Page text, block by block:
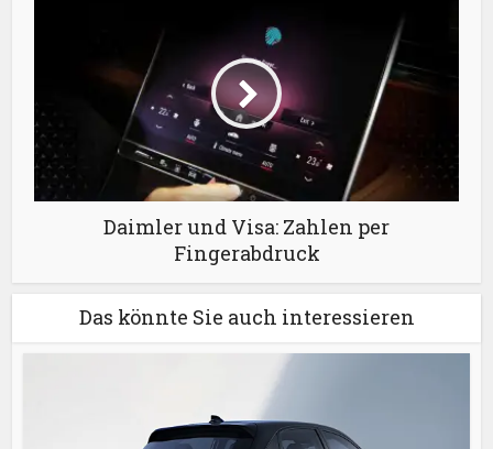
Daimler und Visa: Zahlen per
Fingerabdruck
Das könnte Sie auch interessieren